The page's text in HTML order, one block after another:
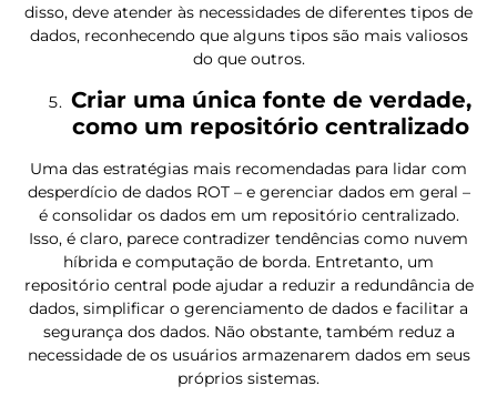
disso, deve atender às necessidades de diferentes tipos de
dados, reconhecendo que alguns tipos são mais valiosos
do que outros.
Criar uma única fonte de verdade,
como um repositório centralizado
Uma das estratégias mais recomendadas para lidar com
desperdício de dados ROT – e gerenciar dados em geral –
é consolidar os dados em um repositório centralizado.
Isso, é claro, parece contradizer tendências como nuvem
híbrida e computação de borda. Entretanto, um
repositório central pode ajudar a reduzir a redundância de
dados, simplificar o gerenciamento de dados e facilitar a
segurança dos dados. Não obstante, também reduz a
necessidade de os usuários armazenarem dados em seus
próprios sistemas.